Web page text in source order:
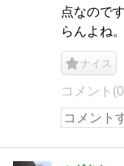
点なので
らんよね。
ナイス
コメント